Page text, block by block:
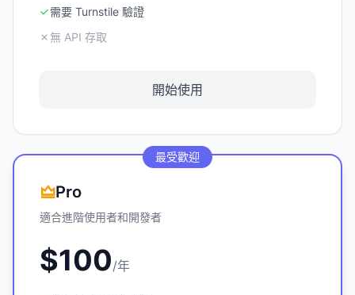
需要 Turnstile 驗證
無 API 存取
開始使用
最受歡迎
Pro
適合進階使用者和開發者
$100/年